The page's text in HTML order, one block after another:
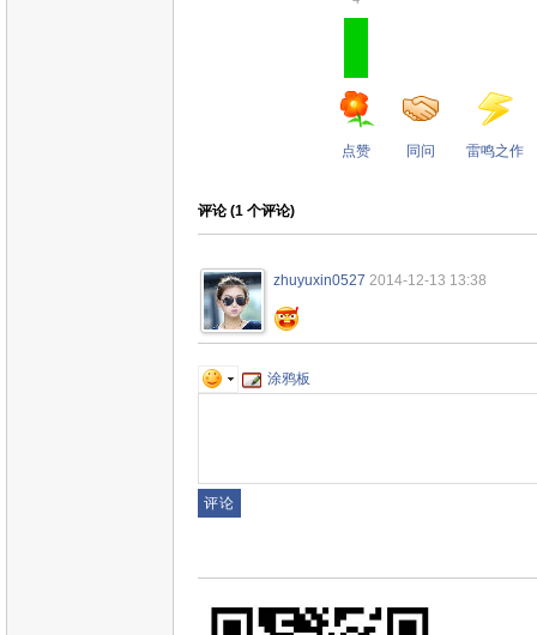
点赞 同问 雷鸣之作
评论 (1 个评论)
zhuyuxin0527 2014-12-13 13:38
涂鸦板